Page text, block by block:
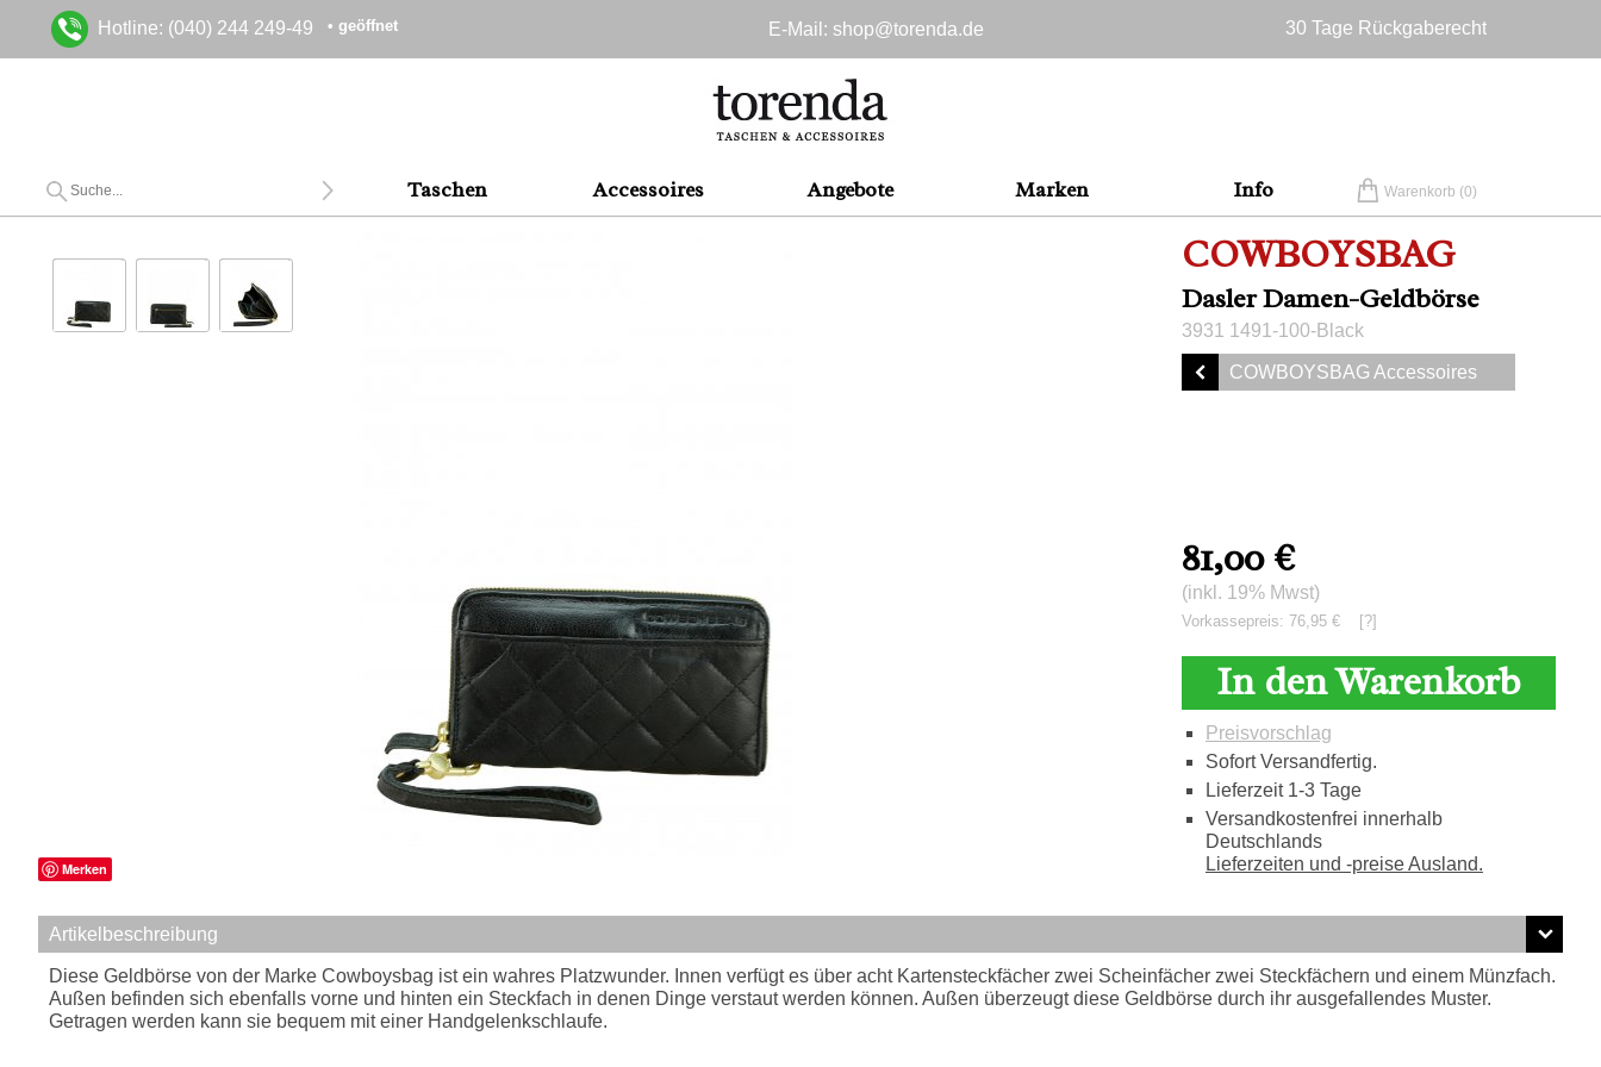
Hotline: (040) 244 249-49 • geöffnet E-Mail: shop@torenda.de
30 Tage Rückgaberecht
Taschen Accessoires Angebote Marken Info Warenkorb (0)
COWBOYSBAG
Dasler Damen-Geldbörse
3931 1491-100-Black
COWBOYSBAG Accessoires
Merken
81,00 €
(inkl. 19% Mwst)
Vorkassepreis: 76,95 € [?]
In den Warenkorb
Preisvorschlag
Sofort Versandfertig.
Lieferzeit 1-3 Tage
Versandkostenfrei innerhalb
Deutschlands
Lieferzeiten und -preise Ausland.
Artikelbeschreibung
Diese Geldbörse von der Marke Cowboysbag ist ein wahres Platzwunder. Innen verfügt es über acht Kartensteckfächer zwei Scheinfächer zwei Steckfächern und einem Münzfach.
Außen befinden sich ebenfalls vorne und hinten ein Steckfach in denen Dinge verstaut werden können. Außen überzeugt diese Geldbörse durch ihr ausgefallendes Muster.
Getragen werden kann sie bequem mit einer Handgelenkschlaufe.